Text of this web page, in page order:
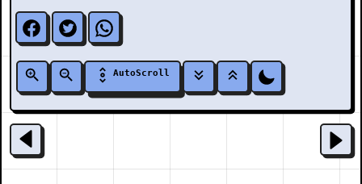
AutoScroll